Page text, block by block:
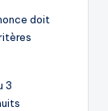
doit
3